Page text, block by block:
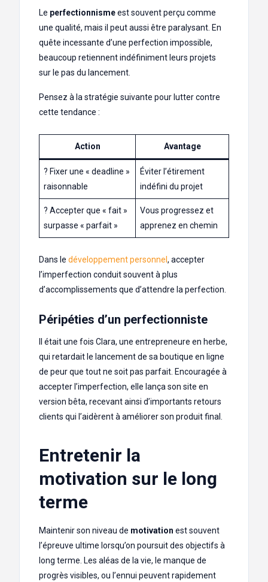
Le perfectionnismeest souvent perçu comme
une qualité, mais il peut aussi être paralysant. En
quête incessante d’une perfection impossible,
beaucoup retiennent indéfiniment leurs projets
sur le pas du lancement.
Pensez à la stratégie suivante pour lutter contre
cette tendance :
Action Avantage
? Fixer une « deadline »
raisonnable
Éviter l’étirement
indéfini du projet
? Accepter que « fait »
surpasse « parfait »
Vous progressez et
apprenez en chemin
Dans le développement personnel , accepter
l’imperfection conduit souvent à plus
d’accomplissements que d’attendre la perfection.
Péripéties d’un perfectionniste
Il était une fois Clara, une entrepreneure en herbe,
qui retardait le lancement de sa boutique en ligne
de peur que tout ne soit pas parfait. Encouragée à
accepter l’imperfection, elle lança son site en
version bêta, recevant ainsi d’importants retours
clients qui l’aidèrent à améliorer son produit final.
Entretenir la
motivation sur le long
terme
Maintenir son niveau de motivation est souvent
l’épreuve ultime lorsqu’on poursuit des objectifs à
long terme. Les aléas de la vie, le manque de
progrès visibles, ou l’ennui peuvent rapidement